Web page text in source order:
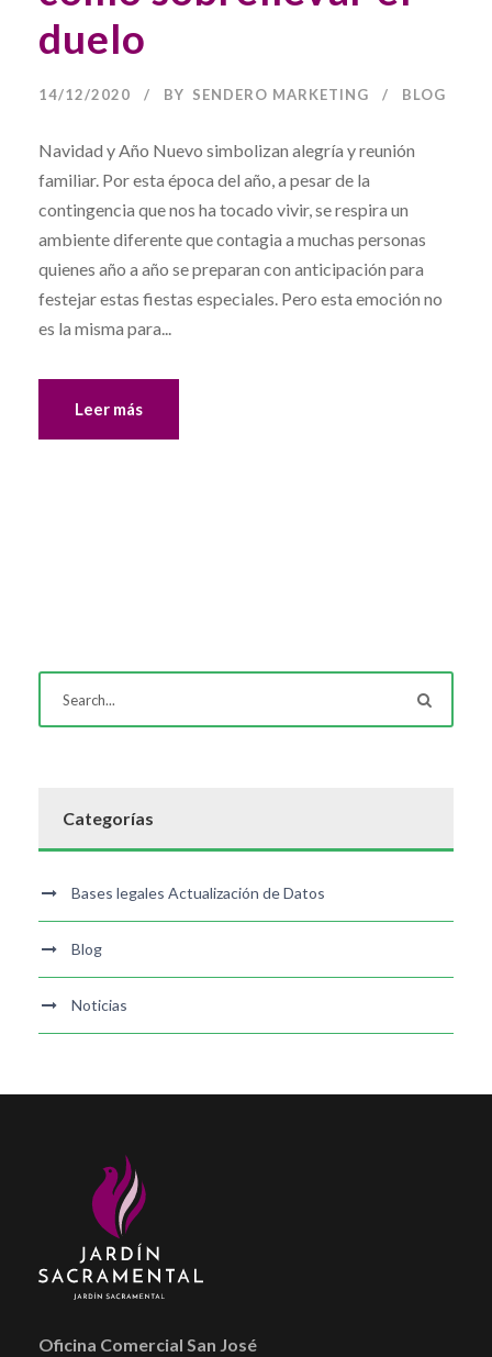
duelo
14/12/2020 BY SENDERO MARKETING BLOG
Navidad y Año Nuevo simbolizan alegría y reunión
familiar. Por esta época del año, a pesar de la
contingencia que nos ha tocado vivir, se respira un
ambiente diferente que contagia a muchas personas
quienes año a año se preparan con anticipación para
festejar estas fiestas especiales. Pero esta emoción no
es la misma para...
Leer más
Categorías
Bases legales Actualización de Datos
Blog
Noticias
Oficina Comercial San José